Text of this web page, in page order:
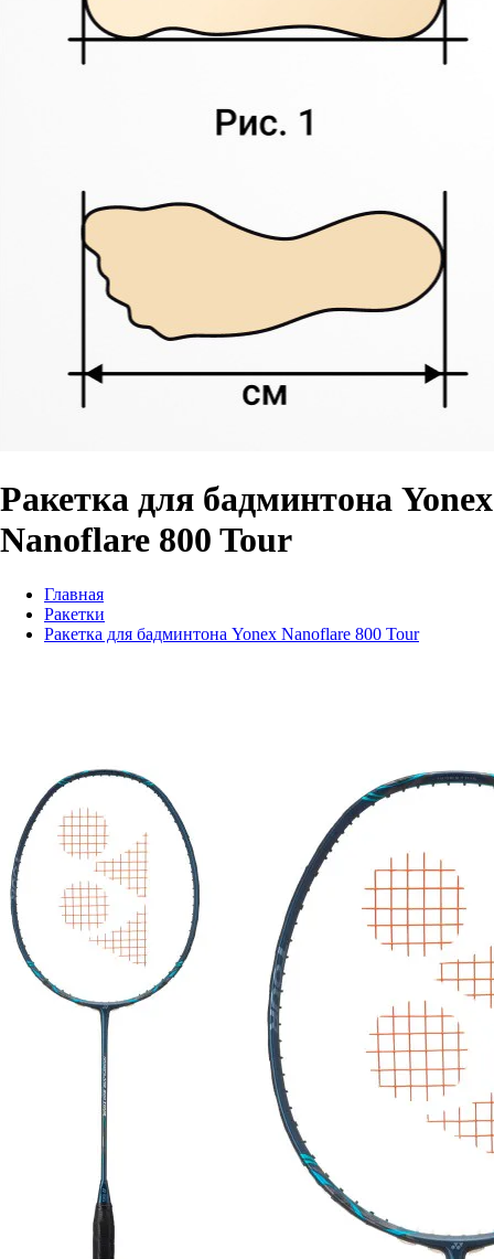
Ракетка для бадминтона Yonex
Nanoflare 800 Tour
Главная
Ракетки
Ракетка для бадминтона Yonex Nanoflare 800 Tour